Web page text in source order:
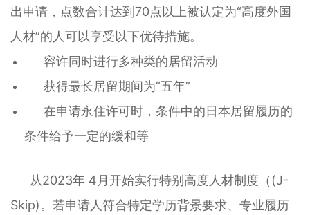
出申请，点数合计达到70点以上被认定为“高度外国
人材”的人可以享受以下优待措施。
容许同时进行多种类的居留活动
获得最长居留期间为“五年”
在申请永住许可时，条件中的日本居留履历的
条件给予一定的缓和等
从2023年 4月开始实行特别高度人材制度（(J-
Skip)。若申请人符合特定学历背景要求、专业履历